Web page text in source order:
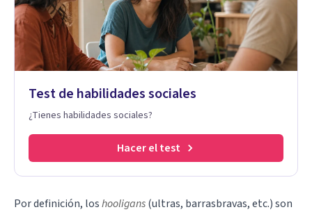
Test de habilidades sociales
¿Tienes habilidades sociales?
Hacer el test
Por definición, loshooligans(ultras, barrasbravas, etc.) son